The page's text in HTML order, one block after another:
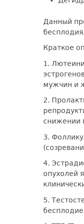
Данный
Краткое
1.
мужчин и
2.
снижении
3.
4.
опухолей
5.